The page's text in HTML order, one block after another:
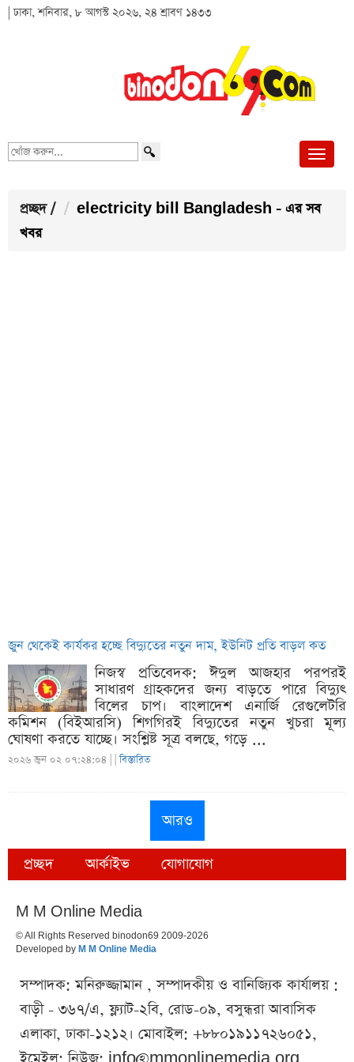
| ঢাকা, শনিবার, ৮ আগস্ট ২০২৬, ২৪ শ্রাবণ ১৪৩৩
খোঁজ
প্রচ্ছদ /
electricity bill Bangladesh - এর সব
খবর
জুন থেকেই কার্যকর হচ্ছে বিদ্যুতের নতুন দাম, ইউনিট প্রতি বাড়ল কত
নিজস্ব প্রতিবেদক: ঈদুল আজহার পরপরই
সাধারণ গ্রাহকদের জন্য বাড়তে পারে বিদ্যুৎ
বিলের চাপ। বাংলাদেশ এনার্জি রেগুলেটরি
কমিশন (বিইআরসি) শিগগিরই বিদ্যুতের নতুন খুচরা মূল্য
ঘোষণা করতে যাচ্ছে। সংশ্লিষ্ট সূত্র বলছে, গড়ে ...
২০২৬ জুন ০২ ০৭:২৪:০৪ | |বিস্তারিত
আরও
প্রচ্ছদ আর্কাইভ যোগাযোগ
M M Online Media
© All Rights Reserved binodon69 2009-2026
Developed by M M Online Media
সম্পাদক: মনিরুজ্জামান , সম্পাদকীয় ও বানিজ্যিক কার্যালয় :
বাড়ী - ৩৬৭/এ, ফ্ল্যাট-২বি, রোড-০৯, বসুন্ধরা আবাসিক
এলাকা, ঢাকা-১২১২। মোবাইল: +৮৮০১৯১১৭২৬০৫১,